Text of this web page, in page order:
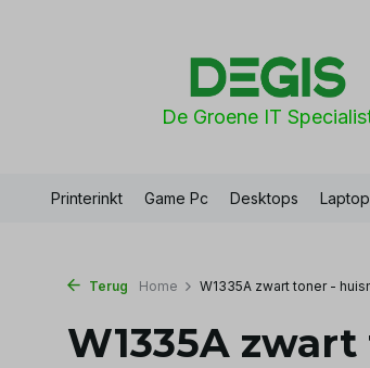
De Groene IT
Printerinkt Game Pc Desktops
Terug Home W1335A zwart toner -
W1335A